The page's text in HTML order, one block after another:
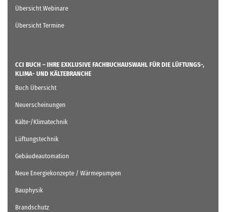
Übersicht Webinare
Übersicht Termine
CCI BUCH – IHRE EXKLUSIVE FACHBUCHAUSWAHL FÜR DIE LÜFTUNGS-,
KLIMA- UND KÄLTEBRANCHE
Buch Übersicht
Neuerscheinungen
Kälte-/Klimatechnik
Lüftungstechnik
Gebäudeautomation
Neue Energiekonzepte / Wärmepumpen
Bauphysik
Brandschutz